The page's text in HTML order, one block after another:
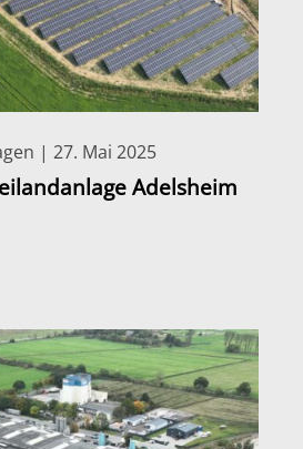
| 27. Mai 2025
Adelsheim